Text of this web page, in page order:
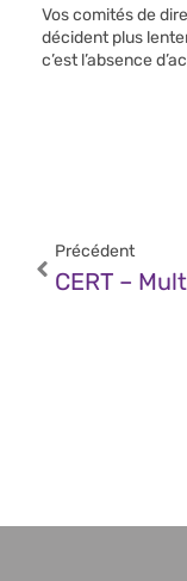
Vos comités de
décident plus
c’est l’absence
Précédent